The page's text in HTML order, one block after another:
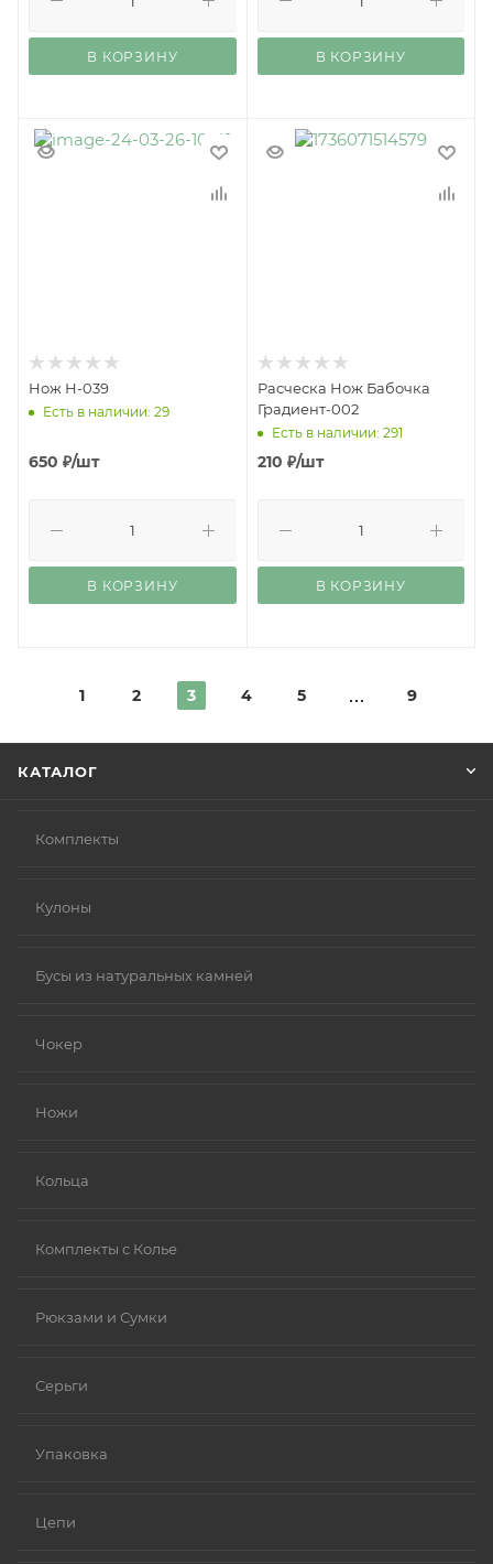
В КОРЗИНУ В КОРЗИНУ
Нож Н-039
Есть в наличии: 29
650 ₽/шт
В КОРЗИНУ
Расческа Нож Бабочка
Градиент-002
Есть в наличии: 291
210 ₽/шт
В КОРЗИНУ
1 2 3 4 5 9
КАТАЛОГ
Комплекты
Кулоны
Бусы из натуральных камней
Чокер
Ножи
Кольца
Комплекты с Колье
Рюкзами и Сумки
Серьги
Упаковка
Цепи